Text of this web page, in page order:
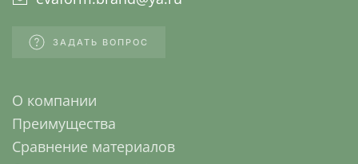
ЗАДАТЬ ВОПРОС
О компании
Преимущества
Сравнение материалов